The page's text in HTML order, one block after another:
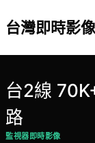
to台灣即時影
台2線
路
監視器即時影像